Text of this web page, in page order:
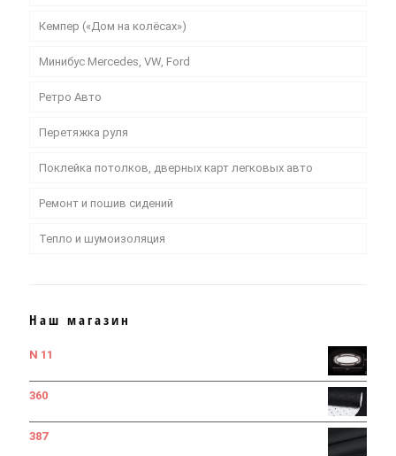
Кемпер («Дом на колёсах»)
Минибус Mercedes, VW, Ford
Ретро Авто
Перетяжка руля
Поклейка потолков, дверных карт легковых авто
Ремонт и пошив сидений
Тепло и шумоизоляция
Наш магазин
N 11
360
387